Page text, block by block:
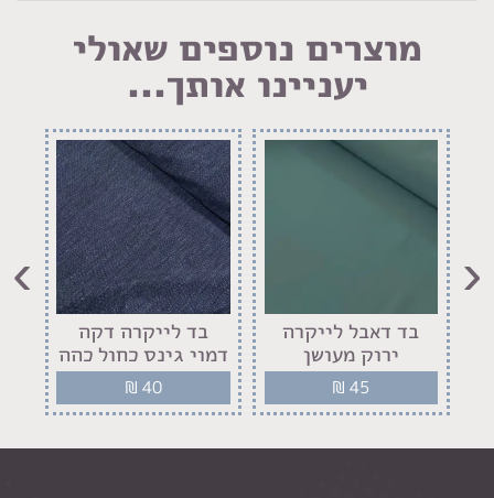
מוצרים נוספים שאולי
יעניינו אותך...
בד דאבל לייקרה
ירוק מעושן
₪ 45
בד לייקרה דקה
דמוי גינס כחול כהה
₪ 40
‹
›